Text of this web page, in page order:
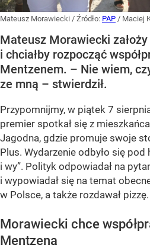
Mateusz Morawiecki / Źródło: PAP / Maciej
Mateusz Morawiecki
i chciałby rozpocząć
Mentzenem. – Nie wiem,
ze mną – stwierdził.
Przypomnijmy, w piątek 7
premier spotkał się z
Jagodna, gdzie promuje swoje
Plus. Wydarzenie odbyło się pod
i wy”. Polityk odpowiadał na
i wypowiadał się na temat
w Polsce, a także rozdawał pizzę.
Morawiecki chce
Mentzena